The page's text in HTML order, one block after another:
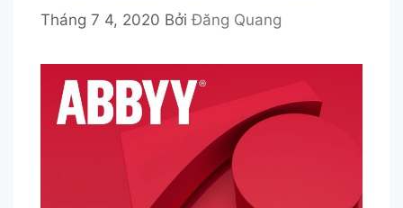
Tháng 7 4, 2020 BởiĐăng Quang